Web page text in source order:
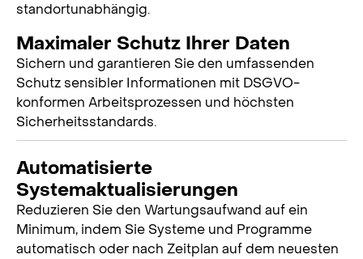
standortunabhängig.
Maximaler Schutz Ihrer Daten
Sichern und garantieren Sie den umfassenden
Schutz sensibler Informationen mit DSGVO-
konformen Arbeitsprozessen und höchsten
Sicherheitsstandards.
Automatisierte
Systemaktualisierungen
Reduzieren Sie den Wartungsaufwand auf ein
Minimum, indem Sie Systeme und Programme
automatisch oder nach Zeitplan auf dem neuesten